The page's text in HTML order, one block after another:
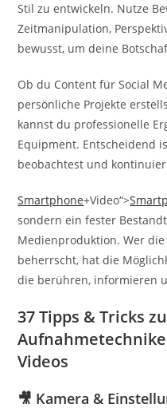
Stil zu entwickeln. Nutze
Zeitmanipulation,
bewusst, um deine
Ob du Content für Social
persönliche Projekte
kannst du professionelle
Equipment. Entscheidend
beobachtest und
Smartphone+Video“>
sondern ein fester
Medienproduktion. Wer
beherrscht, hat die
die berühren, informieren
37 Tipps & Tricks
Videos
🎥 Kamera &